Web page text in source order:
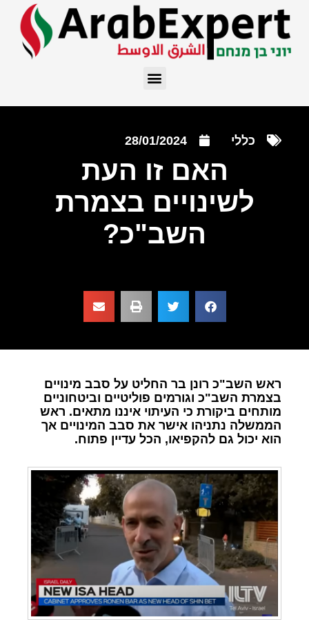
כללי 28/01/2024
האם זו העת
לשינויים בצמרת
השב"כ?
ראש השב"כ רונן בר החליט על סבב מינויים
בצמרת השב"כ וגורמים פוליטיים וביטחוניים
מותחים ביקורת כי העיתוי איננו מתאים. ראש
הממשלה נתניהו אישר את סבב המינויים אך
הוא יכול גם להקפיאו, הכל עדיין פתוח.